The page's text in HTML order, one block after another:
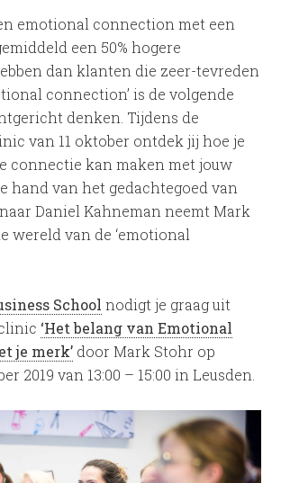
emotional connection met een
een 50% hogere
dan klanten die zeer-tevreden
connection’ is de volgende
denken. Tijdens de
van 11 oktober ontdek jij hoe je
connectie kan maken met jouw
hand van het gedachtegoed van
Daniel Kahneman neemt Mark
wereld van de ‘emotional
School nodigt je graag uit
‘Het belang van Emotional
je merk’ door Mark Stohr op
2019 van 13:00 – 15:00 in Leusden.